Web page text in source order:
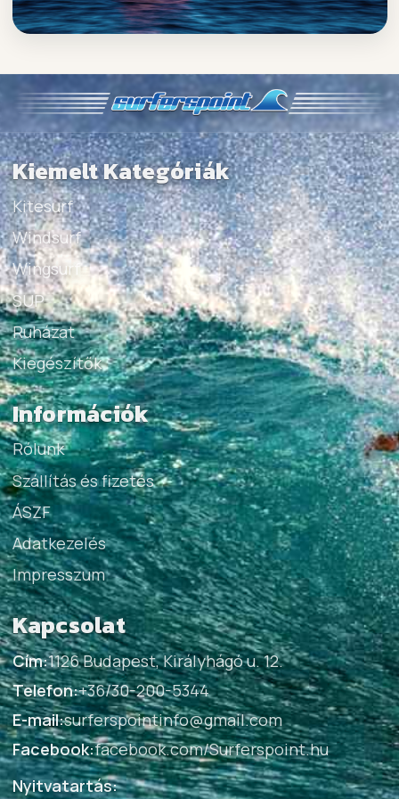
Kiemelt Kategóriák
Kitesurf
Windsurf
Wingsurf
SUP
Ruházat
Kiegészítők
Információk
Rólunk
Szállítás és fizetés
ÁSZF
Adatkezelés
Impresszum
Kapcsolat
Cím:1126 Budapest, Királyhágó u. 12.
Telefon:+36/30-200-5344
E-mail:surferspointinfo@gmail.com
Facebook:facebook.com/Surferspoint.hu
Nyitvatartás: